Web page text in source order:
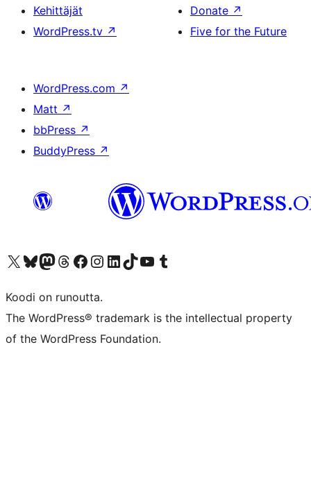
Kehittäjät
WordPress.tv ↗
Donate ↗
Five for the Future
WordPress.com ↗
Matt ↗
bbPress ↗
BuddyPress ↗
Visit our X (formerly Twitter) account
Visit our Bluesky account
Visit our Mastodon account
Visit our Threads account
Visit our Facebook page
Visit our Instagram account
Visit our LinkedIn account
Visit our TikTok account
Näytä YouTube-kanava
Visit our Tumblr account
Koodi on runoutta.
The WordPress® trademark is the intellectual property
of the WordPress Foundation.